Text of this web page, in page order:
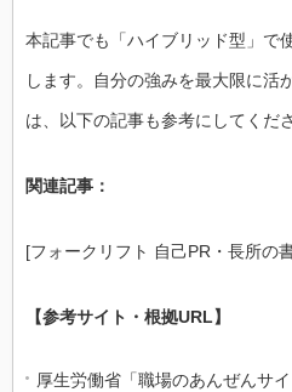
本記事でも「ハイブリッド型」で
します。自分の強みを最大限に活
は、以下の記事も参考にしてくださ
関連記事：
[フォークリフト 自己PR・長所の
【参考サイト・根拠URL】
厚生労働省「職場のあんぜんサイ